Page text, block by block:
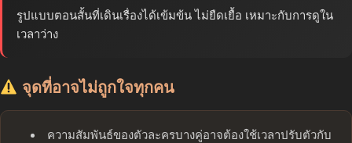
รูปแบบตอนสั้นที่เดินเรื่องได้เข้มข้น ไม่ยืดเยื้อ เหมาะกับการดูใน
เวลาว่าง
จุดที่อาจไม่ถูกใจทุกคน
ความสัมพันธ์ของตัวละครบางคู่อาจต้องใช้เวลาปรับตัวกับ